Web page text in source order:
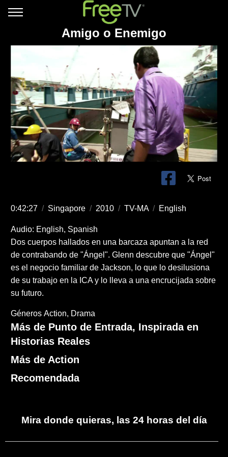
Amigo o Enemigo
0:42:27 / Singapore / 2010 / TV-MA / English
Audio: English, Spanish
Dos cuerpos hallados en una barcaza apuntan a la red
de contrabando de "Ángel". Glenn descubre que "Ángel"
es el negocio familiar de Jackson, lo que lo desilusiona
de su trabajo en la ICA y lo lleva a una encrucijada sobre
su futuro.
Géneros Action Drama
Más de Punto de Entrada, Inspirada en
Historias Reales
Más de Action
Recomendada
Mira donde quieras, las 24 horas del día